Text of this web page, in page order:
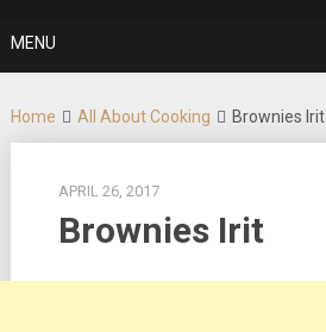
MENU
Home All About Cooking Brownies Irit
APRIL 26, 2017
Brownies Irit